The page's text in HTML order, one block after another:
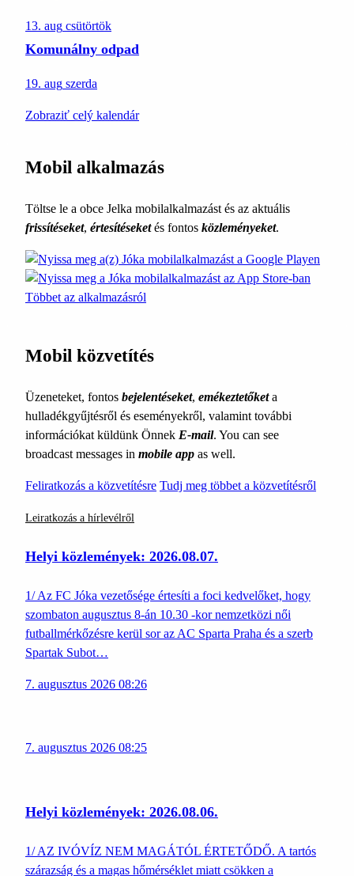
13. aug csütörtök
Komunálny odpad
19. aug szerda
Zobraziť celý kalendár
Mobil alkalmazás
Töltse le a obce Jelka mobilalkalmazást és az aktuális
frissítéseket, értesítéseketés fontos közleményeket.
Többet az alkalmazásról
Mobil közvetítés
Üzeneteket, fontos bejelentéseket, emékeztetőketa
hulladékgyűjtésről és eseményekről, valamint további
információkat küldünk Önnek E-mail. You can see
broadcast messages in mobile app as well.
Feliratkozás a közvetítésre Tudj meg többet a közvetítésről
Leiratkozás a hírlevélről
Helyi közlemények: 2026.08.07.
1/ Az FC Jóka vezetősége értesíti a foci kedvelőket, hogy
szombaton augusztus 8-án 10.30 -kor nemzetközi női
futballmérkőzésre kerül sor az AC Sparta Praha és a szerb
Spartak Subot…
7. augusztus 2026 08:26
7. augusztus 2026 08:25
Helyi közlemények: 2026.08.06.
1/ AZ IVÓVÍZ NEM MAGÁTÓL ÉRTETŐDŐ. A tartós
szárazság és a magas hőmérséklet miatt csökken a